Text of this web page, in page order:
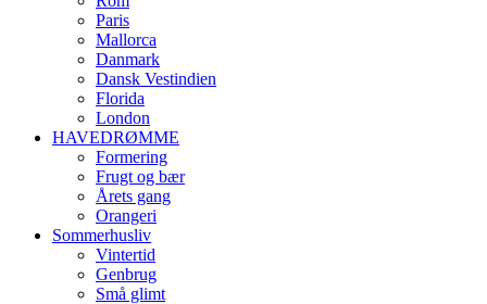
Paris
Mallorca
Danmark
Dansk Vestindien
Florida
London
HAVEDRØMME
Formering
Frugt og bær
Årets gang
Orangeri
Sommerhusliv
Vintertid
Genbrug
Små glimt